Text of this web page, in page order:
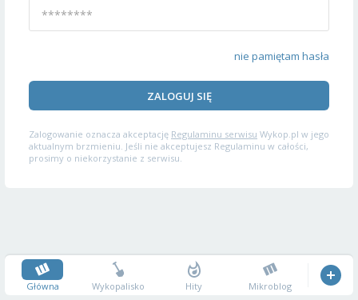
nie pamiętam hasła
ZALOGUJ SIĘ
Zalogowanie oznacza akceptację Regulaminu serwisu Wykop.pl w jego
aktualnym brzmieniu. Jeśli nie akceptujesz Regulaminu w całości,
prosimy o niekorzystanie z serwisu.
Główna Wykopalisko Hity Mikroblog